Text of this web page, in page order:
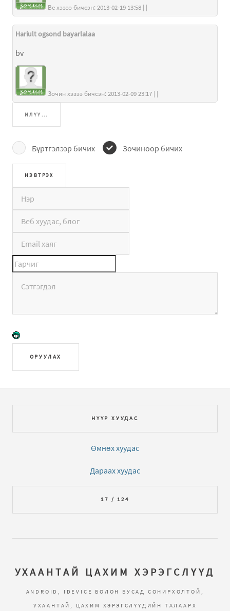
Hariult ogsond bayarlalaa
bv
ИЛҮҮ...
Бүртгэлээр бичих Зочиноор бичих
ОРУУЛАХ
НҮҮР ХУУДАС
Өмнөх хуудас
Дараах хуудас
17 / 124
УХААНТАЙ ЦАХИМ ХЭРЭГСЛҮҮД
ANDROID, IDEVICE БОЛОН БУСАД СОНИРХОЛТОЙ,
УХААНТАЙ, ЦАХИМ ХЭРЭГСЛҮҮДИЙН ТАЛААРХ